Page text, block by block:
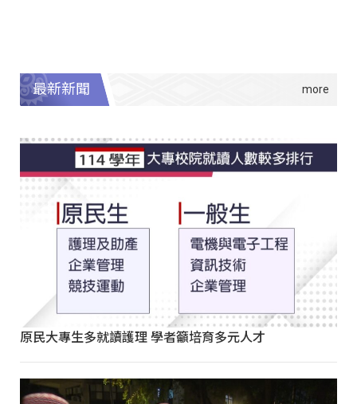
最新新聞
原民大專生多就讀護理 學者籲培育多元人才